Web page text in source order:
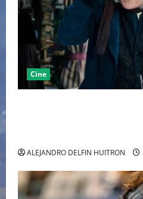
Cine
ALEJANDRO DELFIN HUITRON